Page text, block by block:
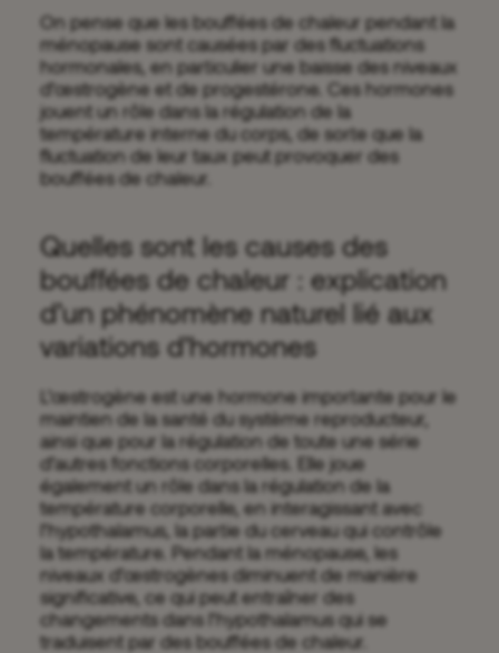
On pense que les bouffées de chaleur pendant la
ménopause sont causées par des fluctuations
hormonales, en particulier une baisse des niveaux
d’œstrogène et de progestérone. Ces hormones
jouent un rôle dans la régulation de la
température interne du corps, de sorte que la
fluctuation de leur taux peut provoquer des
bouffées de chaleur.
Quelles sont les causes des
bouffées de chaleur : explication
d’un phénomène naturel lié aux
variations d’hormones
L’œstrogène est une hormone importante pour le
maintien de la santé du système reproducteur,
ainsi que pour la régulation de toute une série
d’autres fonctions corporelles. Elle joue
également un rôle dans la régulation de la
température corporelle, en interagissant avec
l’hypothalamus, la partie du cerveau qui contrôle
la température. Pendant la ménopause, les
niveaux d’œstrogènes diminuent de manière
significative, ce qui peut entraîner des
changements dans l’hypothalamus qui se
traduisent par des bouffées de chaleur.